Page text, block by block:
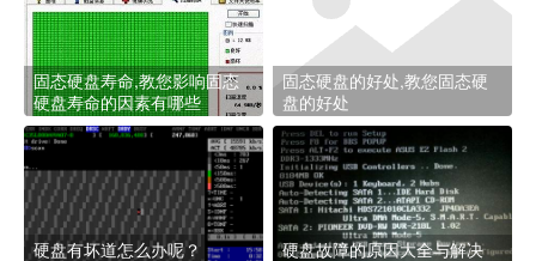
固态硬盘寿命,教您影响固态
硬盘寿命的因素有哪些
固态硬盘的好处,教您固态硬
盘的好处
硬盘有坏道怎么办呢？ 硬盘故障的原因大全与解决